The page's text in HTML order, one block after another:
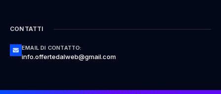
CONTATTI
EMAIL DI CONTATTO:
info.offertedalweb@gmail.com